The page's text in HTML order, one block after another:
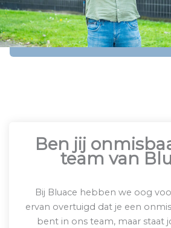
Ben jij
team van
Bij Bluace hebben we oog
ervan overtuigd dat je een
bent in ons team, maar staat